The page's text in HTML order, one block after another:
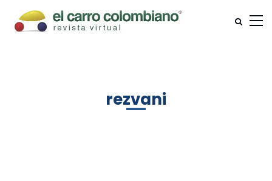
rezvani